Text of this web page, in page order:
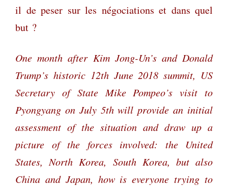
il de peser sur les négociations et dans quel
but ?
One month after Kim Jong-Un’s and Donald
Trump’s historic 12th June 2018 summit, US
Secretary of State Mike Pompeo’s visit to
Pyongyang on July 5th will provide an initial
assessment of the situation and draw up a
picture of the forces involved: the United
States, North Korea, South Korea, but also
China and Japan, how is everyone trying to